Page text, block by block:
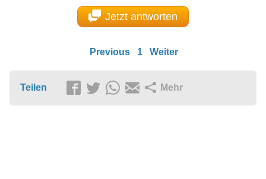
Jetzt antworten
Previous 1 Weiter
Teilen Mehr